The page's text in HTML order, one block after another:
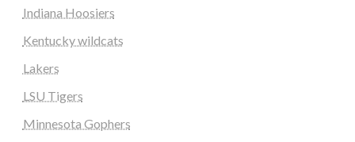
Indiana Hoosiers
Kentucky wildcats
Lakers
LSU Tigers
Minnesota Gophers